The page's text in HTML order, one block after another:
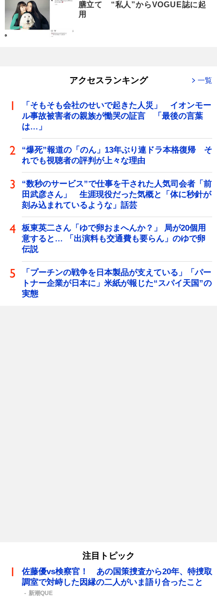
膳立て “私人”からVOGUE誌に起
用
アクセスランキング 一覧
「そもそも会社のせいで起きた人災」 イオンモー
ル事故被害者の親族が慟哭の証言 「最後の言葉
は…」
“爆死”報道の「のん」13年ぶり連ドラ本格復帰 そ
れでも視聴者の評判が上々な理由
“数秒のサービス”で仕事を干された人気司会者「前
田武彦さん」 生涯現役だった気概と「体に秒針が
刻み込まれているような」話芸
板東英二さん「ゆで卵おまへんか？」 局が20個用
意すると… 「出演料も交通費も要らん」のゆで卵
伝説
「プーチンの戦争を日本製品が支えている」「パー
トナー企業が日本に」米紙が報じた“スパイ天国”の
実態
注目トピック
佐藤優vs検察官！ あの国策捜査から20年、特捜取
調室で対峙した因縁の二人がいま語り合ったこと
新潮QUE